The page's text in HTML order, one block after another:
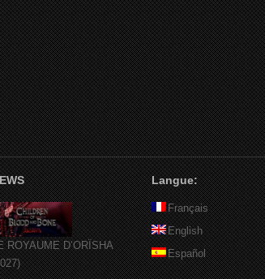
ROYAUME D’ORÏSHA
Langue:
Français
English
Español